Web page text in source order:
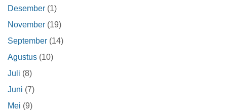
Desember (1)
November (19)
September (14)
Agustus (10)
Juli (8)
Juni (7)
Mei (9)